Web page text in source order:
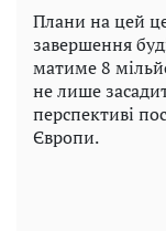
Плани на цей
завершення
матиме 8
не лише
перспективі
Європи.